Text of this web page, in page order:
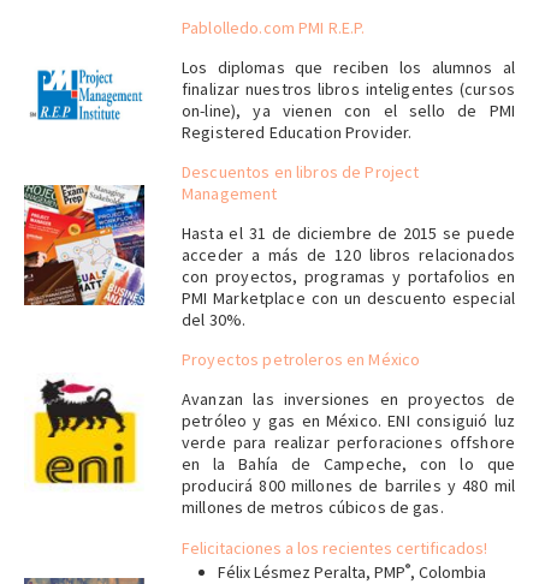
Pablolledo.com PMI R.E.P.
Los diplomas que reciben los alumnos al
finalizar nuestros libros inteligentes (cursos
on-line), ya vienen con el sello de PMI
Registered Education Provider.
Descuentos en libros de Project
Management
Hasta el 31 de diciembre de 2015 se puede
acceder a más de 120 libros relacionados
con proyectos, programas y portafolios en
PMI Marketplace con un descuento especial
del 30%.
Proyectos petroleros en México
Avanzan las inversiones en proyectos de
petróleo y gas en México. ENI consiguió luz
verde para realizar perforaciones offshore
en la Bahía de Campeche, con lo que
producirá 800 millones de barriles y 480 mil
millones de metros cúbicos de gas.
Felicitaciones a los recientes certificados!
Félix Lésmez Peralta, PMP®, Colombia